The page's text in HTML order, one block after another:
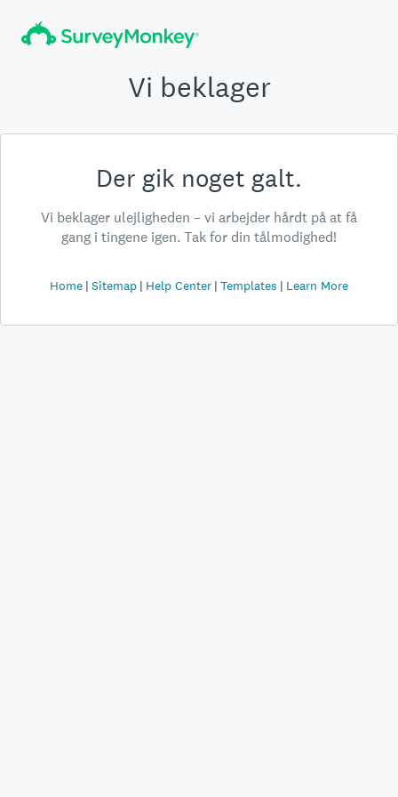
Vi beklager
Der gik noget galt.
Vi beklager ulejligheden – vi arbejder hårdt på at få
gang i tingene igen. Tak for din tålmodighed!
Home Sitemap Help Center Templates Learn More